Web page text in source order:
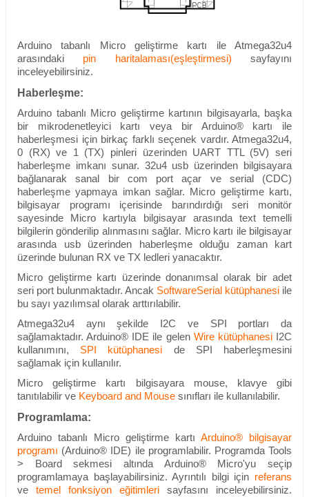
Arduino tabanlı Micro geliştirme kartı ile Atmega32u4
arasındaki pin haritalaması(eşleştirmesi) sayfayını
inceleyebilirsiniz.
Haberleşme:
Arduino tabanlı Micro geliştirme kartının bilgisayarla, başka
bir mikrodenetleyici kartı veya bir Arduino® kartı ile
haberleşmesi için birkaç farklı seçenek vardır. Atmega32u4,
0 (RX) ve 1 (TX) pinleri üzerinden UART TTL (5V) seri
haberleşme imkanı sunar. 32u4 usb üzerinden bilgisayara
bağlanarak sanal bir com port açar ve serial (CDC)
haberleşme yapmaya imkan sağlar. Micro geliştirme kartı,
bilgisayar programı içerisinde barındırdığı seri monitör
sayesinde Micro kartıyla bilgisayar arasında text temelli
bilgilerin gönderilip alınmasını sağlar. Micro kartı ile bilgisayar
arasında usb üzerinden haberleşme olduğu zaman kart
üzerinde bulunan RX ve TX ledleri yanacaktır.
Micro geliştirme kartı üzerinde donanımsal olarak bir adet
seri port bulunmaktadır. Ancak SoftwareSerial kütüphanesi ile
bu sayı yazılımsal olarak arttırılabilir.
Atmega32u4 aynı şekilde I2C ve SPI portları da
sağlamaktadır. Arduino® IDE ile gelen Wire kütüphanesiI2C
kullanımını,
SPI kütüphanesi de SPI haberleşmesini
sağlamak için kullanılır.
Micro geliştirme kartı bilgisayara mouse, klavye gibi
tanıtılabilir ve Keyboard and Mouse sınıfları ile kullanılabilir.
Programlama:
Arduino tabanlı Micro geliştirme kartı Arduino® bilgisayar
programı (Arduino® IDE) ile programlabilir. Programda Tools
> Board sekmesi altında Arduino®Micro'yu seçip
programlamaya başlayabilirsiniz. Ayrıntılı bilgi için referans
ve temel fonksiyon eğitimleri sayfasını inceleyebilirsiniz.